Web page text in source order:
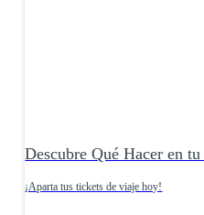
Descubre Qué Hacer en
¡Aparta tus tickets de viaje hoy!